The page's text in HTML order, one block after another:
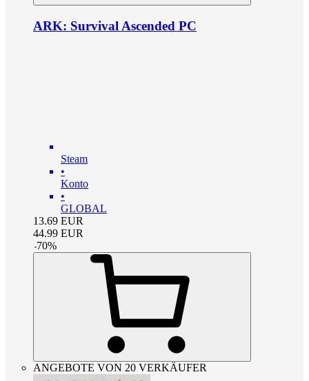
ARK: Survival Ascended PC
Steam
•
Konto
•
GLOBAL
13.69 EUR
44.99 EUR
-70%
ANGEBOTE VON 20 VERKÄUFER